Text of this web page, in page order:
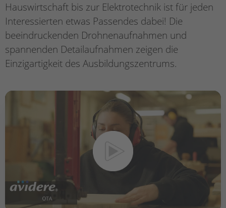
Hauswirtschaft bis zur Elektrotechnik ist für jeden
Interessierten etwas Passendes dabei! Die
beeindruckenden Drohnenaufnahmen und
spannenden Detailaufnahmen zeigen die
Einzigartigkeit des Ausbildungszentrums.